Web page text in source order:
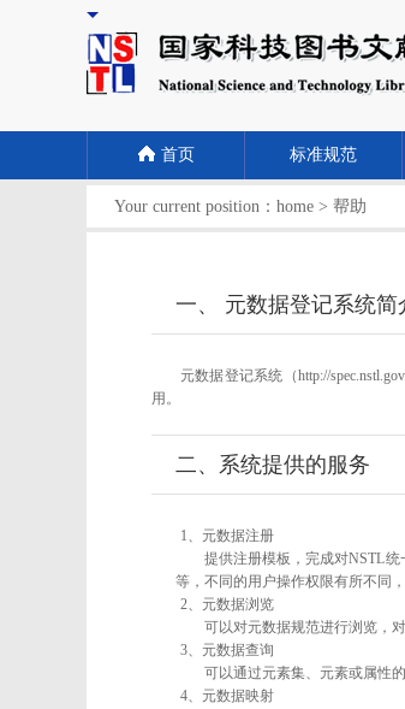
首页 标准规范
Your current position： home > 帮助
一、 元数据登记系统简
元数据登记系统（http://
用。
二、系统提供的服务
1、元数据注册
提供注册模板，完成对NSTL
等，不同的用户操作权限有所不同
2、元数据浏览
可以对元数据规范进行浏览，
3、元数据查询
可以通过元素集、元素或属性
4、元数据映射